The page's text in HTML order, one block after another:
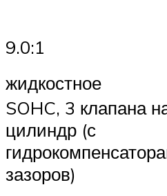
9.0:1
жидкостное
SOHC, 3 клапана
цилиндр (с
зазоров)